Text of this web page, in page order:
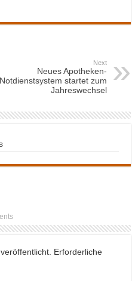
Next
Neues Apotheken-
Notdienstsystem startet zum
Jahreswechsel
Erforderliche